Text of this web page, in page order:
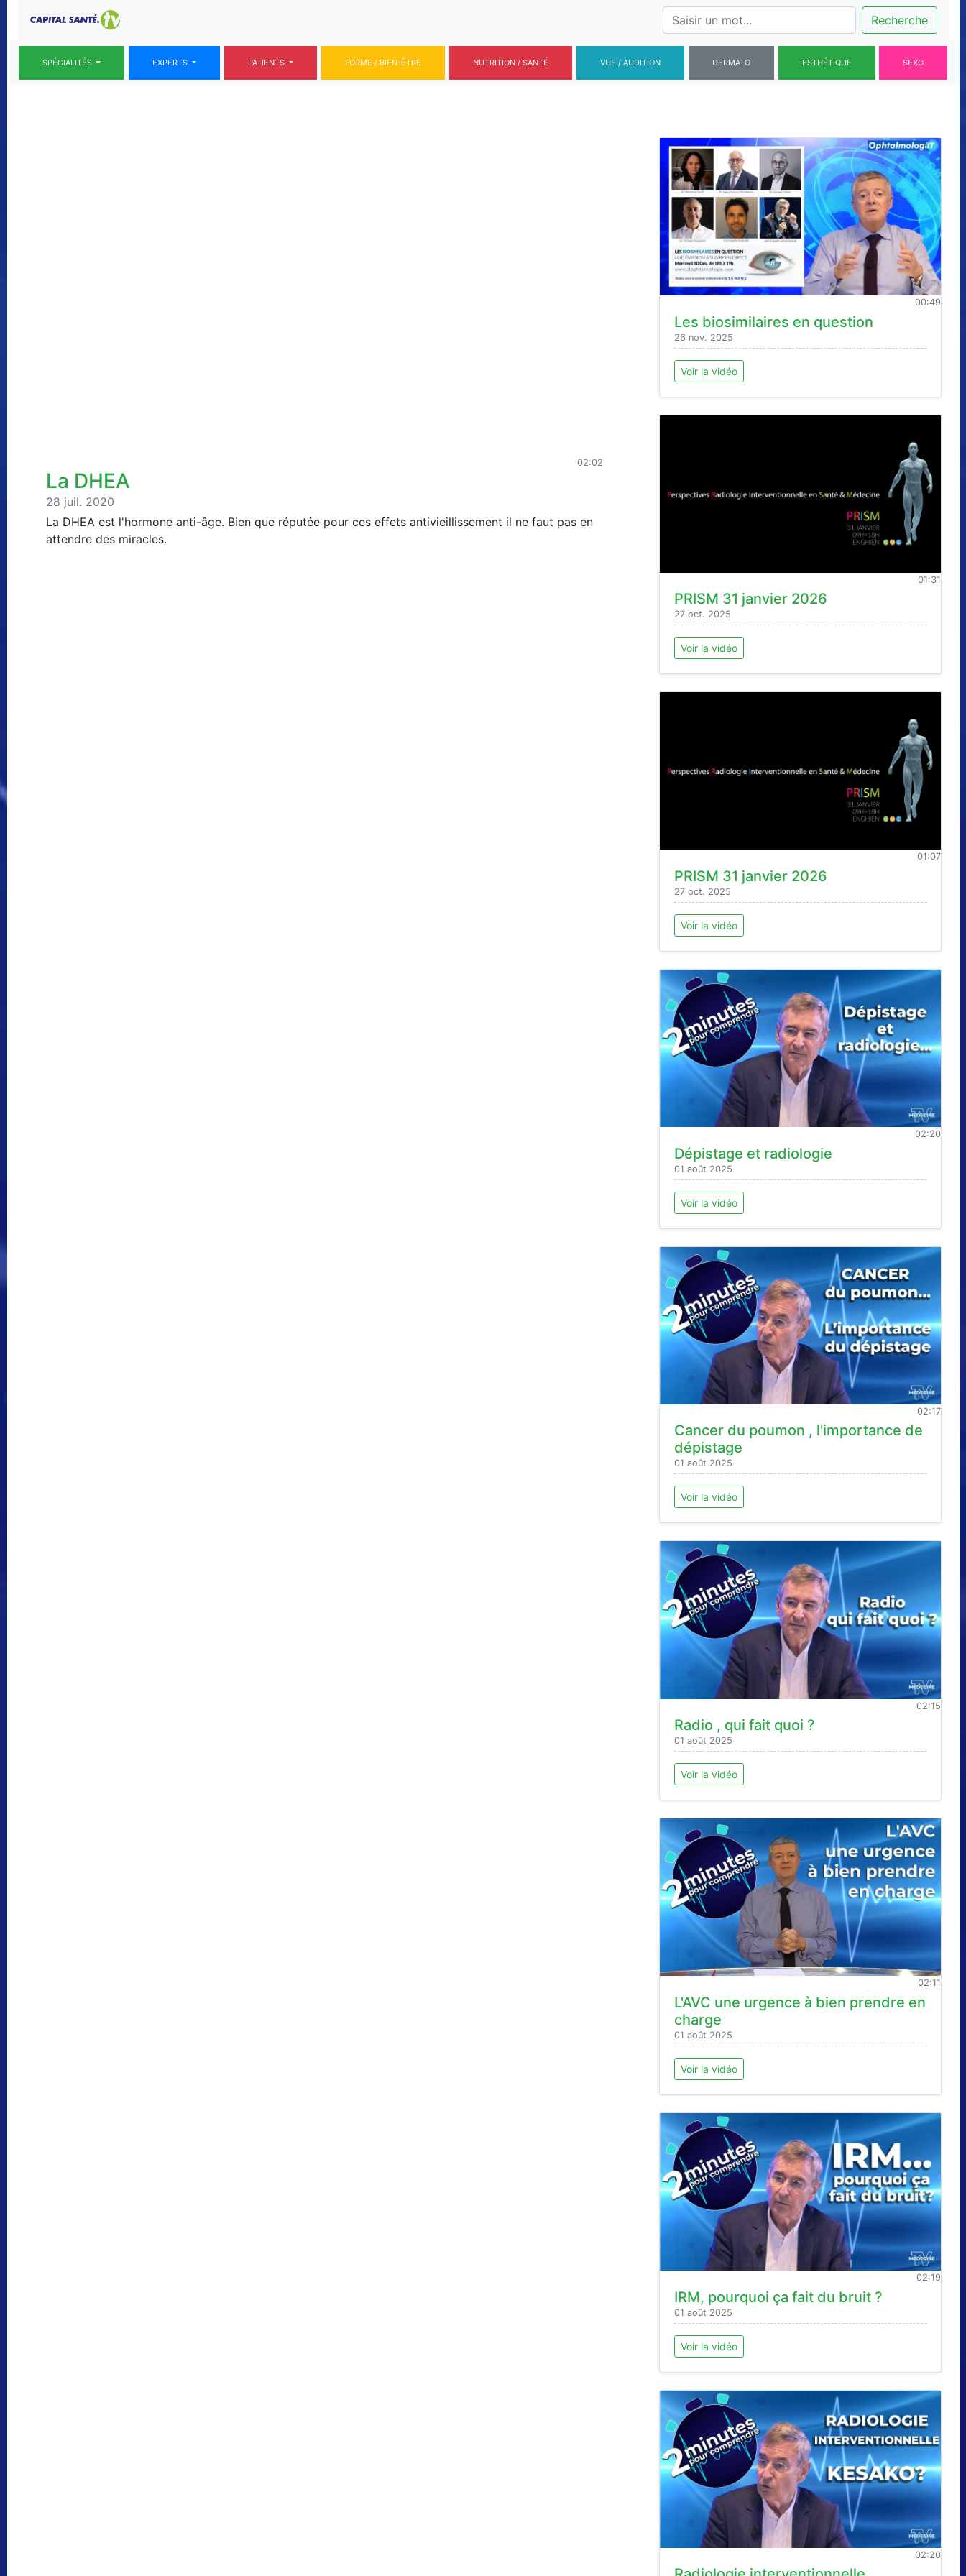
Recherche
SPÉCIALITÉS EXPERTS PATIENTS FORME / BIEN-ÊTRE NUTRITION / SANTÉ VUE / AUDITION DERMATO ESTHÉTIQUE SEXO
02:02
La DHEA
28 juil. 2020
La DHEA est l'hormone anti-âge. Bien que réputée pour ces effets antivieillissement il ne faut pas en
attendre des miracles.
00:49
Les biosimilaires en question
26 nov. 2025
Voir la vidéo
01:31
PRISM 31 janvier 2026
27 oct. 2025
Voir la vidéo
01:07
PRISM 31 janvier 2026
27 oct. 2025
Voir la vidéo
02:20
Dépistage et radiologie
01 août 2025
Voir la vidéo
02:17
Cancer du poumon , l'importance de
dépistage
01 août 2025
Voir la vidéo
02:15
Radio , qui fait quoi ?
01 août 2025
Voir la vidéo
02:11
L'AVC une urgence à bien prendre en
charge
01 août 2025
Voir la vidéo
02:19
IRM, pourquoi ça fait du bruit ?
01 août 2025
Voir la vidéo
02:20